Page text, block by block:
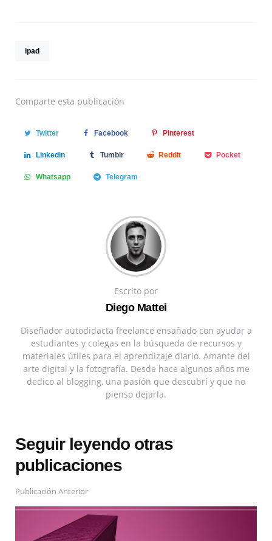
ipad
Comparte esta publicación
Twitter Facebook Pinterest
Linkedin Tumblr Reddit Pocket
Whatsapp Telegram
Escrito por
Diego Mattei
Diseñador autodidacta freelance ensañado con ayudar a
estudiantes y colegas en la búsqueda de recursos y
materiales útiles para el aprendizaje diario. Amante del
arte digital y la fotografía. Desde hace algunos años me
dedico al blogging, una pasión que descubrí y que no
pienso dejarla.
Seguir leyendo otras
publicaciones
Publicación Anterior